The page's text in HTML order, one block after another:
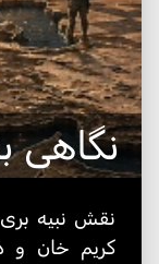
نگاهی
نقش نبیه
کریم خان و